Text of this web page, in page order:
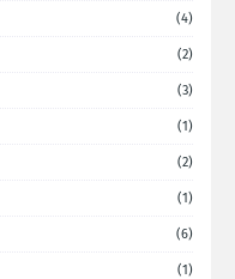
(4)
(2)
(3)
(1)
(2)
(1)
(6)
(1)